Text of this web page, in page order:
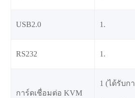
USB2.0 1.
RS232 1.
การ์ดเชื่อมต่อ KVM
1 (ได้รับก